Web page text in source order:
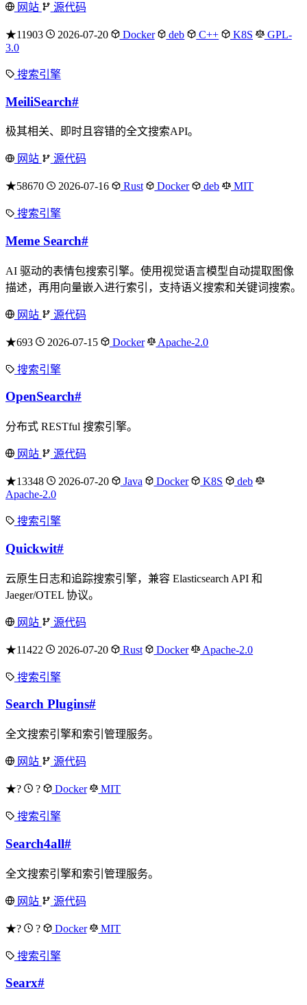
网站 源代码
★11903 2026-07-20 Docker deb C++ K8S
GPL-
3.0
搜索引擎
MeiliSearch#
极其相关、即时且容错的全文搜索API。
网站 源代码
★58670 2026-07-16 Rust Docker deb MIT
搜索引擎
Meme Search#
AI 驱动的表情包搜索引擎。使用视觉语言模型自动提取图像
描述，再用向量嵌入进行索引，支持语义搜索和关键词搜索。
网站 源代码
★693 2026-07-15 Docker Apache-2.0
搜索引擎
OpenSearch#
分布式 RESTful 搜索引擎。
网站 源代码
★13348 2026-07-20 Java Docker K8S
deb
Apache-2.0
搜索引擎
Quickwit#
云原生日志和追踪搜索引擎，兼容 Elasticsearch API 和
Jaeger/OTEL 协议。
网站 源代码
★11422 2026-07-20 Rust Docker Apache-2.0
搜索引擎
Search Plugins#
全文搜索引擎和索引管理服务。
网站 源代码
★? ? Docker MIT
搜索引擎
Search4all#
全文搜索引擎和索引管理服务。
网站 源代码
★? ? Docker MIT
搜索引擎
Searx#